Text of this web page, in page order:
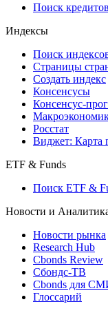
Поиск кредитов
Индексы
Поиск
Страницы
Создать индекс
Консенсусы
Консенсус-
Росстат
Виджет: Карта
ETF & Funds
Поиск ETF &
Новости и
Новости рынка
Research Hub
Cbonds Review
Сбондс-ТВ
Cbonds для
Глоссарий